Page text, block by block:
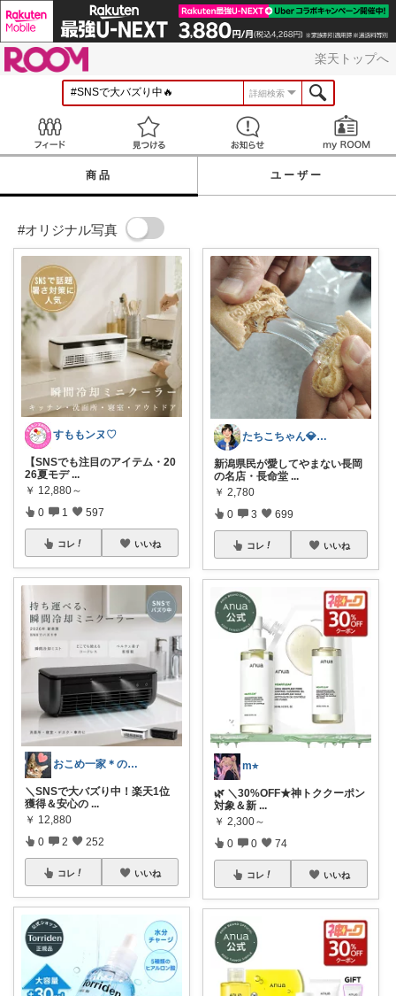
楽天トップへ
詳細検索
見つける お知らせ
商品 ユーザー
#オリジナル写真
すももンヌ♡
【SNSでも注目のアイテム・20
26夏モデ ...
￥ 12,880～
0 1 597
コレ いいね
おこめ一家＊のんびり復帰🏖️
＼SNSで大バズり中！楽天1位
獲得＆安心の ...
￥ 12,880
0 2 252
コレ いいね
たちこちゃん💎🐢 月始めはオリ写中心
新潟県民が愛してやまない長岡
の名店・長命堂 ...
￥ 2,780
0 3 699
コレ いいね
m⭐︎
🌿 ＼30%OFF★神トククーポン
対象＆新 ...
￥ 2,300～
0 0 74
コレ いいね